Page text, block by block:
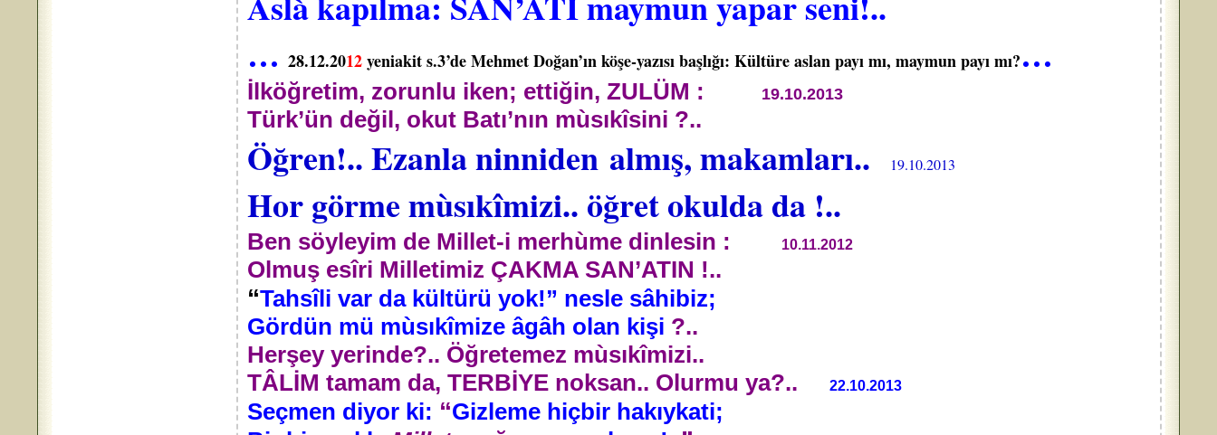
…28.12.2012yeniakit s.3’de Mehmet Doğan’ın köşe-yazısı başlığı: Kültüre aslan payı mı, maymun payı mı?…
İlköğretim, zorunlu iken; ettiğin, ZULÜM : 19.10.2013
Türk’ün değil, okut Batı’nın mùsıkîsini ?..
Öğren!.. Ezanla ninniden almış, makamları.. 19.10.2013
Hor görme mùsıkîmizi.. öğret okulda da !..
Ben söyleyim de Millet-i merhùme dinlesin : 10.11.2012
Olmuş esîri Milletimiz ÇAKMA SAN’ATIN !..
“Tahsîli var da kültürü yok!” nesle sâhibiz;
Gördün mü mùsıkîmize âgâh olan kişi ?..
Herşey yerinde?.. Öğretemez mùsıkîmizi..
TÂLİM tamam da, TERBİYE noksan.. Olurmu ya?..22.10.2013
Seçmen diyor ki: “Gizleme hiçbir hakıykati;